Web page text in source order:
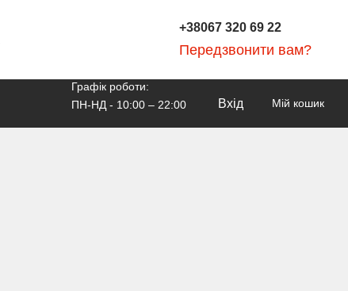
+38067 320 69 22
Передзвонити вам?
Графік роботи:
ПН-НД - 10:00 – 22:00
Вхід Мій кошик